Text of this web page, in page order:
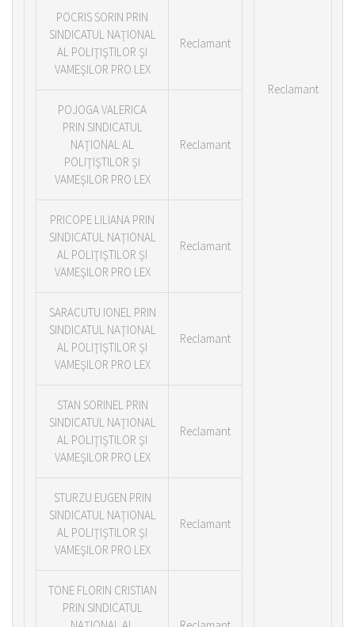
POCRIS SORIN PRIN
SINDICATUL NAŢIONAL
AL POLIŢIŞTILOR ŞI
VAMEŞILOR PRO LEX
Reclamant
POJOGA VALERICA
PRIN SINDICATUL
NAŢIONAL AL
POLIŢIŞTILOR ŞI
VAMEŞILOR PRO LEX
Reclamant
PRICOPE LILIANA PRIN
SINDICATUL NAŢIONAL
AL POLIŢIŞTILOR ŞI
VAMEŞILOR PRO LEX
Reclamant
SARACUTU IONEL PRIN
SINDICATUL NAŢIONAL
AL POLIŢIŞTILOR ŞI
VAMEŞILOR PRO LEX
Reclamant
STAN SORINEL PRIN
SINDICATUL NAŢIONAL
AL POLIŢIŞTILOR ŞI
VAMEŞILOR PRO LEX
Reclamant
STURZU EUGEN PRIN
SINDICATUL NAŢIONAL
AL POLIŢIŞTILOR ŞI
VAMEŞILOR PRO LEX
Reclamant
TONE FLORIN CRISTIAN
PRIN SINDICATUL
Reclamant